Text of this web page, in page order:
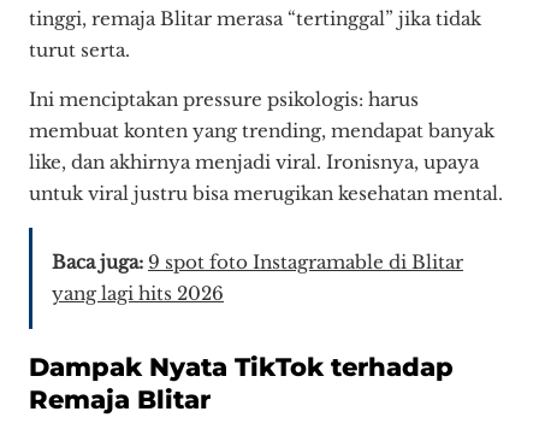
tinggi, remaja Blitar merasa “tertinggal” jika tidak
turut serta.
Ini menciptakan pressure psikologis: harus
membuat konten yang trending, mendapat banyak
like, dan akhirnya menjadi viral. Ironisnya, upaya
untuk viral justru bisa merugikan kesehatan mental.
Baca juga: 9 spot foto Instagramable di Blitar
yang lagi hits 2026
Dampak Nyata TikTok terhadap
Remaja Blitar